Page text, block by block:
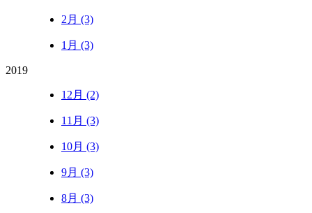
2月 (3)
1月 (3)
2019
12月 (2)
11月 (3)
10月 (3)
9月 (3)
8月 (3)